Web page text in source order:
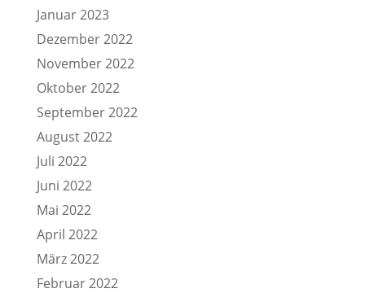
Januar 2023
Dezember 2022
November 2022
Oktober 2022
September 2022
August 2022
Juli 2022
Juni 2022
Mai 2022
April 2022
März 2022
Februar 2022